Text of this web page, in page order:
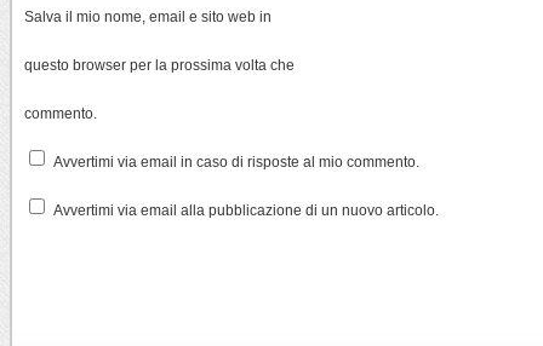
Salva il mio nome, email e sito web in
questo browser per la prossima volta che
commento.
Avvertimi via email in caso di risposte al mio commento.
Avvertimi via email alla pubblicazione di un nuovo articolo.